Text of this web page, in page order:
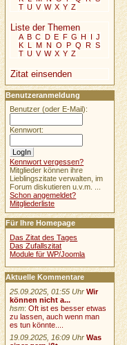
T U V W X Y Z
Liste der Themen
A B C D E F G H I J
K L M N O P Q R S
T U V W X Y Z
Zitat einsenden
Benutzeranmeldung
Benutzer (oder E-Mail):
Kennwort:
Kennwort vergessen?
Mitglieder können ihre
Lieblingszitate verwalten, im
Forum diskutieren u.v.m. ...
Schon angemeldet?
Mitgliederliste
Für Ihre Homepage
Das Zitat des Tages
Das Zufallszitat
Module für WP/Joomla
Aktuelle Kommentare
25.09.2025, 01:55 Uhr Wir
können nicht a...
hsm:Oft ist es besser etwas
zu lassen, auch wenn man
es tun könnte....
19.09.2025, 16:09 Uhr Was